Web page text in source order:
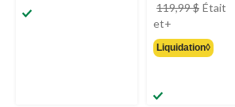
119,99 $ Était
et+
était
à
Liquidation◊